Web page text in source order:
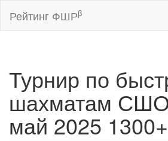
Рейтинг ФШРβ
Турнир по
шахматам
май 2025 1300+